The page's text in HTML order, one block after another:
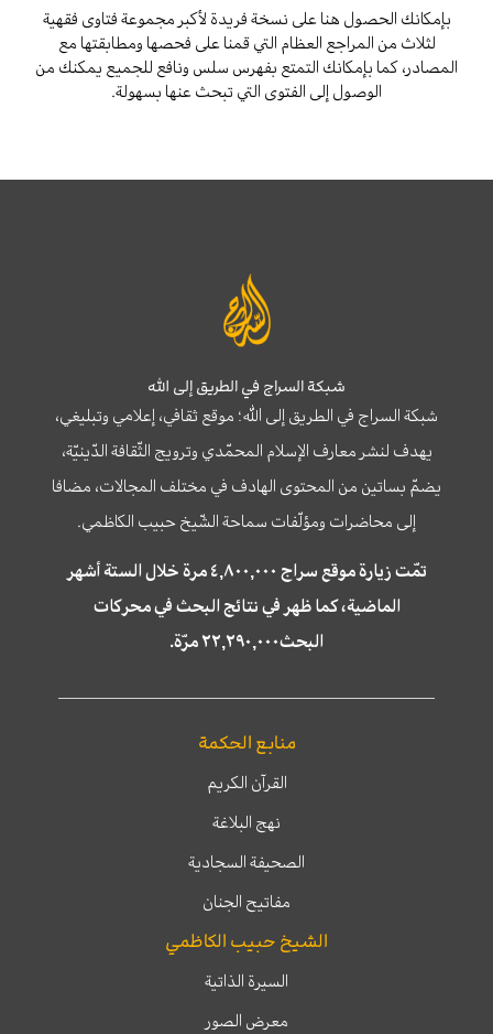
بإمكانك الحصول هنا على نسخة فريدة لأكبر مجموعة فتاوى فقهية
لثلاث من المراجع العظام التي قمنا على فحصها ومطابقتها مع
المصادر، كما بإمكانك التمتع بفهرس سلس ونافع للجميع يمكنك من
الوصول إلى الفتوى التي تبحث عنها بسهولة.
شبكة السراج في الطريق إلى الله
شبكة السراج في الطريق إلى الله؛ موقع ثقافي، إعلامي وتبليغي،
يهدف لنشر معارف الإسلام المحمّدي وترويج الثّقافة الدّينيّة،
يضمّ بساتين من المحتوى الهادف في مختلف المجالات، مضافا
إلى محاضرات ومؤلّفات سماحة الشّيخ حبيب الكاظمي.
تمّت زيارة موقع سراج ٤,٨٠٠,٠٠٠ مرة خلال الستة أشهر
الماضية، كما ظهر في نتائج البحث في محركات
البحث٢٢,٢٩٠,٠٠٠ مرّة.
منابع الحكمة
القرآن الكريم
نهج البلاغة
الصحيفة السجادية
مفاتيح الجنان
الشيخ حبيب الكاظمي
السيرة الذاتية
معرض الصور